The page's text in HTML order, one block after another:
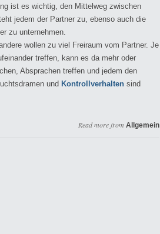
ist es wichtig, den Mittelweg zwischen
jedem der Partner zu, ebenso auch die
zu unternehmen.
wollen zu viel Freiraum vom Partner. Je
treffen, kann es da mehr oder
Absprachen treffen und jedem den
und Kontrollverhalten sind
Read more from Allgemein